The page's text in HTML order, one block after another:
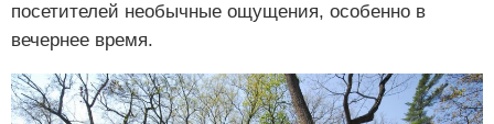
посетителей необычные ощущения, особенно в
вечернее время.